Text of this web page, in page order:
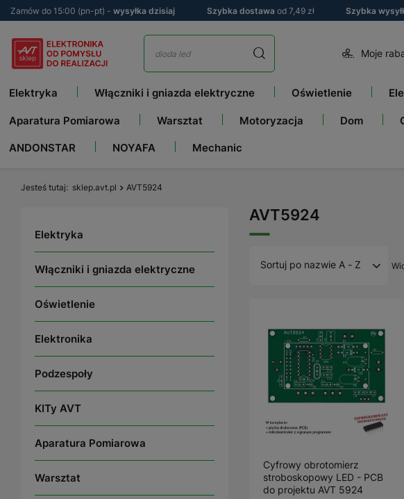
Zamów do 15:00 (pn-pt) - wysyłka dzisiaj Szybka dostawa od 7,49 zł Szybka
Moje
Elektryka Włączniki i gniazda elektryczne Oświetlenie
Aparatura Pomiarowa Warsztat Motoryzacja Dom
ANDONSTAR NOYAFA Mechanic
Jesteś tutaj sklep.avt.pl AVT5924
Elektryka
Włączniki i gniazda elektryczne
Oświetlenie
Elektronika
Podzespoły
KITy AVT
Aparatura Pomiarowa
Warsztat
AVT5924
Sortuj po nazwie A - Z
Cyfrowy obrotomierz
stroboskopowy LED - PCB
do projektu AVT 5924